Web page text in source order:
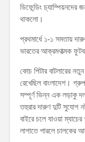
ডিফেন্ডিং চ্যাম্পিয়নদের
থাকলো।
প্রথমার্ধে ১-১ সমতায়
ভারতের আক্রমণাত্মক
কোচ পিটার বাটলারের
রেখেছিল বাংলাদেশ।
সম্পূর্ণ ভিন্ন এক লড়াকু
তহুরার দারুণ দুটি সুযোগ
বাইরে চলে যাওয়া
লাগাতে পারলে চালকের